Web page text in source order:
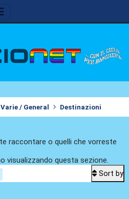
Varie / General Destinazioni
raccontare o quelli che vorreste
visualizzando questa sezione.
Sort by